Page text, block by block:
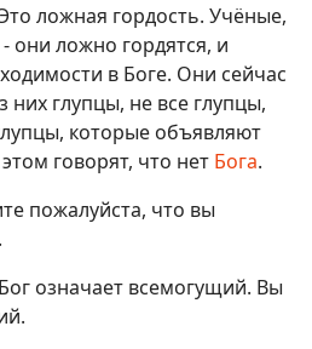
ложная гордость. Учёные,
они ложно гордятся, и
в Боге. Они сейчас
них глупцы, не все глупцы,
которые объявляют
говорят, что нет Бога.
пожалуйста, что вы
Бог означает всемогущий. Вы